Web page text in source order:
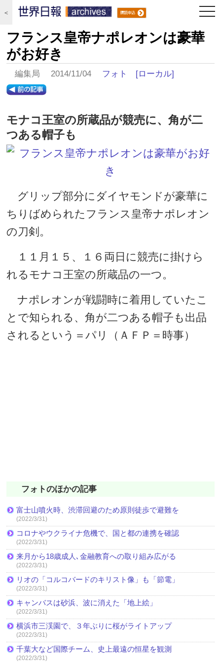
＜
フランス皇帝ナポレオンは豪華
がお好き
編集局 2014/11/04 フォト [ローカル]
モナコ王室の所蔵品が競売に、角が二
つある帽子も
グリップ部分にダイヤモンドが豪華に
ちりばめられたフランス皇帝ナポレオン
の刀剣。
１１月１５、１６両日に競売に掛けら
れるモナコ王室の所蔵品の一つ。
ナポレオンが戦闘時に着用していたこ
とで知られる、角が二つある帽子も出品
されるという＝パリ（ＡＦＰ＝時事）
フォトのほかの記事
富士山噴火時、渋滞回避のため原則徒歩で避難を
(2022/3/31)
コロナやウクライナ危機で、国と都の連携を確認
(2022/3/31)
来月から18歳成人､金融教育への取り組み広がる
(2022/3/31)
リオの「コルコバードのキリスト像」も「節電」
(2022/3/31)
キャンバスは砂浜、波に消えた「地上絵」
(2022/3/31)
横浜市三渓園で、３年ぶりに桜がライトアップ
(2022/3/31)
千葉大など国際チーム、史上最遠の恒星を観測
(2022/3/31)